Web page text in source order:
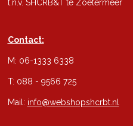
t.n.v. SHCRB&T te Zoetermeer
Contact:
M: 06-1333 6338
T: 088 - 9566 725
Mail: info@webshopshcrbt.nl